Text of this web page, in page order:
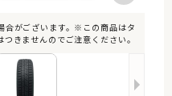
合がございます。※この商品はタ
きませんのでご注意ください。